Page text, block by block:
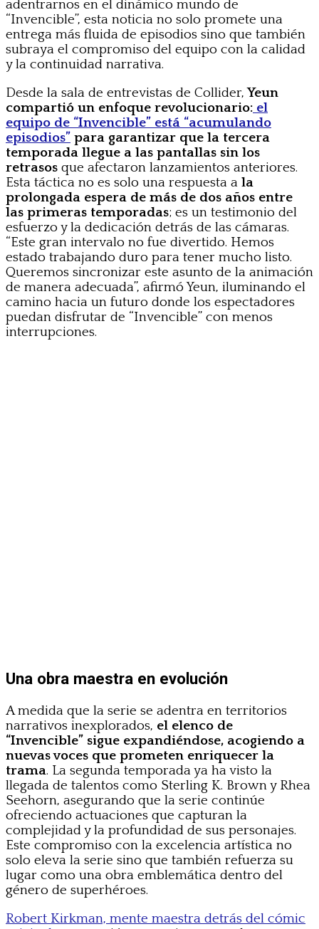
adentrarnos en el dinámico mundo de
“Invencible”, esta noticia no solo promete una
entrega más fluida de episodios sino que también
subraya el compromiso del equipo con la calidad
y la continuidad narrativa.
Desde la sala de entrevistas de Collider,Yeun
compartió un enfoque revolucionario: el
equipo de “Invencible” está “acumulando
episodios” para garantizar que la tercera
temporada llegue a las pantallas sin los
retrasos que afectaron lanzamientos anteriores.
Esta táctica no es solo una respuesta a la
prolongada espera de más de dos años entre
las primeras temporadas; es un testimonio del
esfuerzo y la dedicación detrás de las cámaras.
“Este gran intervalo no fue divertido. Hemos
estado trabajando duro para tener mucho listo.
Queremos sincronizar este asunto de la animación
de manera adecuada”, afirmó Yeun, iluminando el
camino hacia un futuro donde los espectadores
puedan disfrutar de “Invencible” con menos
interrupciones.
Una obra maestra en evolución
A medida que la serie se adentra en territorios
narrativos inexplorados, el elenco de
“Invencible” sigue expandiéndose, acogiendo a
nuevas voces que prometen enriquecer la
trama. La segunda temporada ya ha visto la
llegada de talentos como Sterling K. Brown y Rhea
Seehorn, asegurando que la serie continúe
ofreciendo actuaciones que capturan la
complejidad y la profundidad de sus personajes.
Este compromiso con la excelencia artística no
solo eleva la serie sino que también refuerza su
lugar como una obra emblemática dentro del
género de superhéroes.
Robert Kirkman, mente maestra detrás del cómic